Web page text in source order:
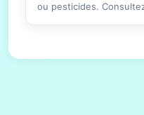
ou pesticides.